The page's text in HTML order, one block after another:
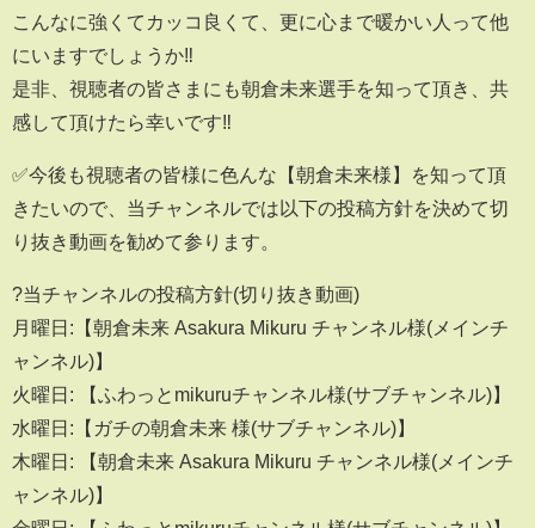
こんなに強くてカッコ良くて、更に心まで暖かい人って他
にいますでしょうか‼️
是非、視聴者の皆さまにも朝倉未来選手を知って頂き、共
感して頂けたら幸いです‼️
✅今後も視聴者の皆様に色んな【朝倉未来様】を知って頂
きたいので、当チャンネルでは以下の投稿方針を決めて切
り抜き動画を勧めて参ります。
?当チャンネルの投稿方針(切り抜き動画)
月曜日:【朝倉未来 Asakura Mikuru チャンネル様(メインチ
ャンネル)】
火曜日: 【ふわっとmikuruチャンネル様(サブチャンネル)】
水曜日:【ガチの朝倉未来 様(サブチャンネル)】
木曜日: 【朝倉未来 Asakura Mikuru チャンネル様(メインチ
ャンネル)】